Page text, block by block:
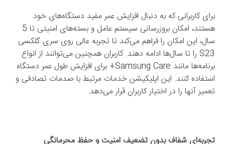
برای کاربرانی که به دنبال افزایش عمر مفید دستگاه‌های خود
هستند، امکان بروزرسانی سیستم عامل و بسته‌های امنیتی تا 5
سال، این امکان را فراهم می‌کند تا تجربه عالی روی سری گلکسی
S23 را تا سال‌ها ادامه دهند. کاربران همچنین می‌توانند از انواع
برنامه‌ها مانند Samsung Care+ برای افزایش طول عمر دستگاه
استفاده کنند. این اپلیکیشن خدمات مرتبط با صدمات تصادفی و
تعمیر آنها را در اختیار کاربران قرار می‌دهد.
تجربه‌ای شفاف بدون تضعیف امنیت و حفظ محرمانگی